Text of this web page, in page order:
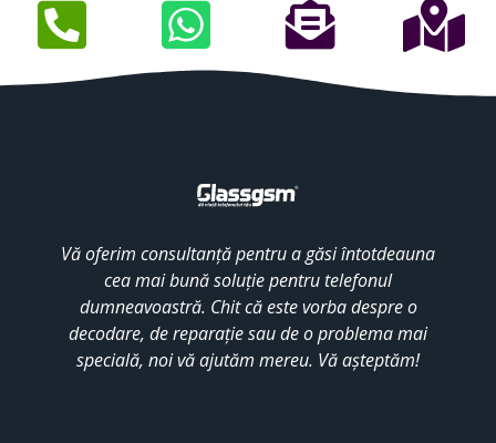
Vă oferim consultanță pentru a găsi întotdeauna
cea mai bună soluție pentru telefonul
dumneavoastră. Chit că este vorba despre o
decodare, de reparație sau de o problema mai
specială, noi vă ajutăm mereu. Vă așteptăm!